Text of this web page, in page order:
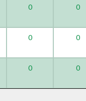
0 0
0 0
0 0